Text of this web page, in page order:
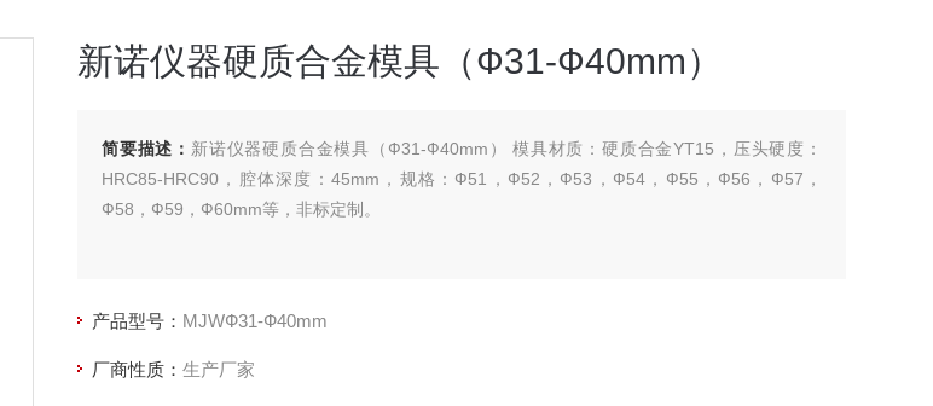
新诺仪器硬质合金模具（Ф31-Ф40mm）
简要描述： 新诺仪器硬质合金模具（Ф31-Ф40mm） 模具材质：硬质合金YT15，压头硬度：
HRC85-HRC90，腔体深度：45mm，规格：Ф51，Ф52，Ф53，Ф54，Ф55，Ф56，Ф57，
Ф58，Ф59，Ф60mm等，非标定制。
产品型号： MJWФ31-Ф40mm
厂商性质： 生产厂家